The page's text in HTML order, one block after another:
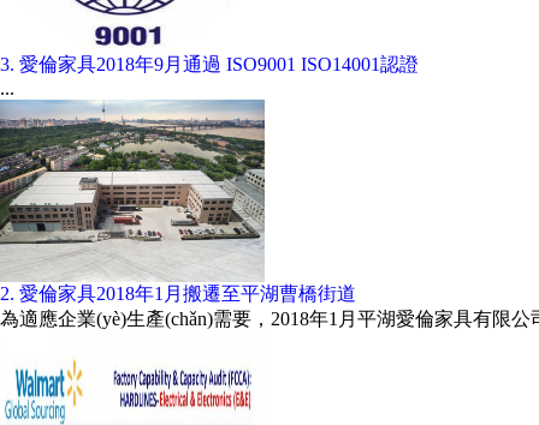
3. 愛倫家具2018年9月通過 ISO9001 ISO14001認證
...
2. 愛倫家具2018年1月搬遷至平湖曹橋街道
為適應企業(yè)生產(chǎn)需要，2018年1月平湖愛倫家具有限公